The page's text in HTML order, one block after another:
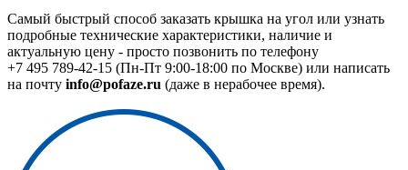
Самый быстрый способ заказать крышка на угол или узнать
подробные технические характеристики, наличие и
актуальную цену - просто позвонить по телефону
+7 495 789-42-15 (Пн-Пт 9:00-18:00 по Москве) или написать
на почту info@pofaze.ru (даже в нерабочее время).